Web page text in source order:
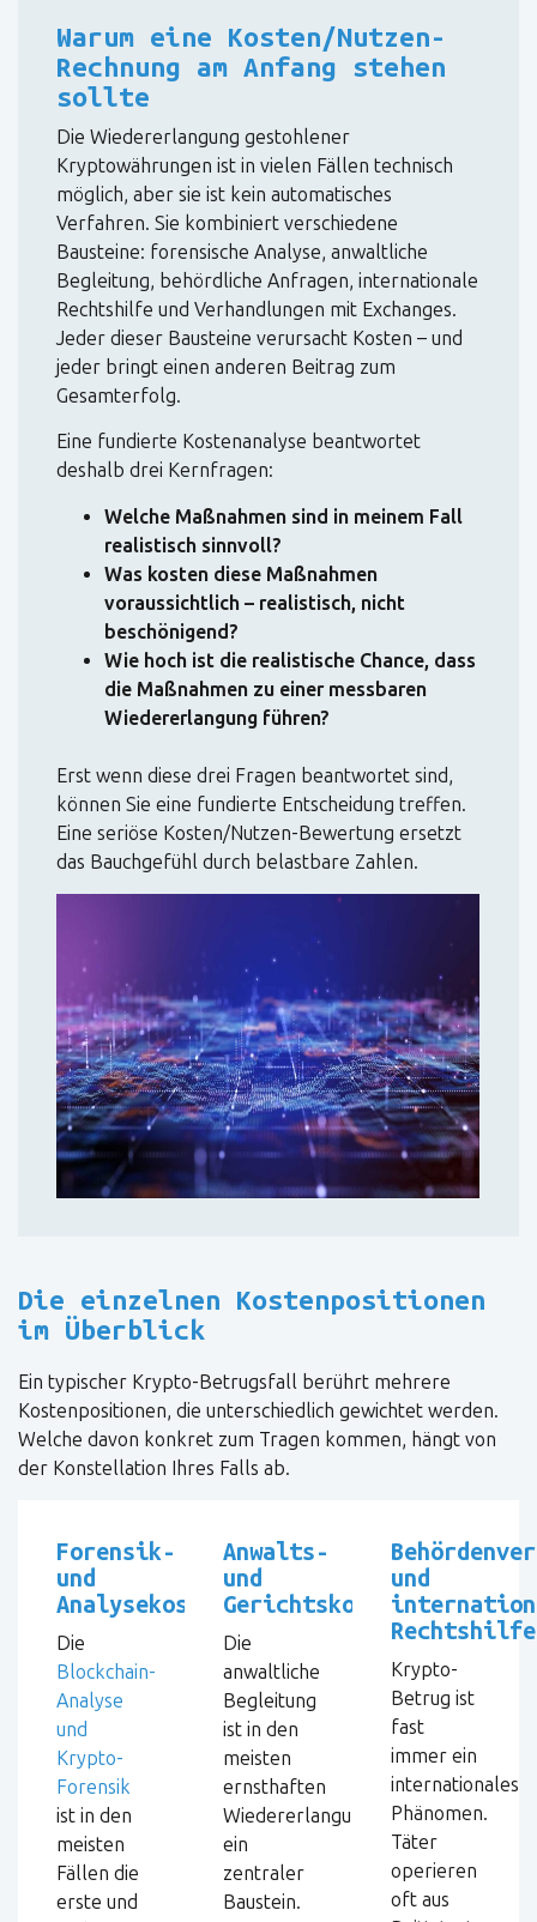
Warum eine Kosten/Nutzen-
Rechnung am Anfang stehen
sollte
Die Wiedererlangung gestohlener
Kryptowährungen ist in vielen Fällen technisch
möglich, aber sie ist kein automatisches
Verfahren. Sie kombiniert verschiedene
Bausteine: forensische Analyse, anwaltliche
Begleitung, behördliche Anfragen, internationale
Rechtshilfe und Verhandlungen mit Exchanges.
Jeder dieser Bausteine verursacht Kosten – und
jeder bringt einen anderen Beitrag zum
Gesamterfolg.
Eine fundierte Kostenanalyse beantwortet
deshalb drei Kernfragen:
Welche Maßnahmen sind in meinem Fall
realistisch sinnvoll?
Was kosten diese Maßnahmen
voraussichtlich – realistisch, nicht
beschönigend?
Wie hoch ist die realistische Chance, dass
die Maßnahmen zu einer messbaren
Wiedererlangung führen?
Erst wenn diese drei Fragen beantwortet sind,
können Sie eine fundierte Entscheidung treffen.
Eine seriöse Kosten/Nutzen-Bewertung ersetzt
das Bauchgefühl durch belastbare Zahlen.
Die einzelnen Kostenpositionen
im Überblick
Ein typischer Krypto-Betrugsfall berührt mehrere
Kostenpositionen, die unterschiedlich gewichtet werden.
Welche davon konkret zum Tragen kommen, hängt von
der Konstellation Ihres Falls ab.
Forensik-
und
Analysekosten
Die
Blockchain-
Analyse
und
Krypto-
Forensik
ist in den
meisten
Fällen die
erste und
Anwalts-
und
Gerichtskosten
Die
anwaltliche
Begleitung
ist in den
meisten
ernsthaften
Wiedererlangungsversuchen
ein
zentraler
Baustein.
und
Rechtshilfe
Krypto-
Betrug ist
fast
immer ein
internationales
Phänomen.
Täter
operieren
oft aus